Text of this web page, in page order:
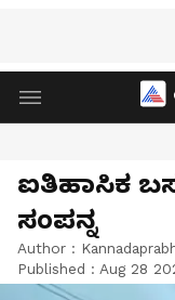
ಐತಿಹಾಸಿಕ
ಸಂಪನ್ನ
Author :
Published : Aug 28